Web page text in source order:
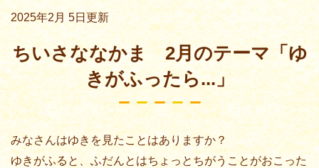
2025年2月 5日更新
ちいさななかま 2月のテーマ「ゆ
きがふったら...」
みなさんはゆきを 見たことはありますか？
ゆきがふると、ふだんとはちょっとちがうことがおこった